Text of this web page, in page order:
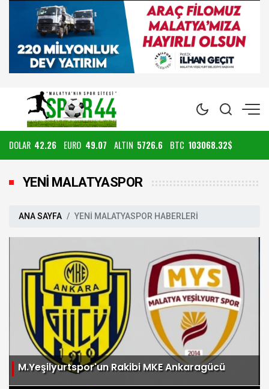
DOLAR 42.26 EURO 49.07 ALTIN 5726.6 BTC 103068.32$
YENİ MALATYASPOR
ANA SAYFA YENİ MALATYASPOR HABERLERİ
M.Yeşilyurtspor'un Rakibi MKE Ankaragücü